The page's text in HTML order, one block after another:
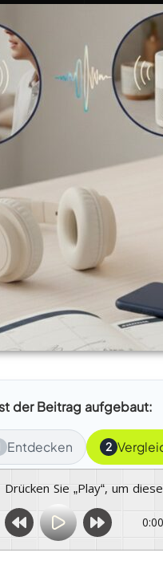
der Beitrag aufgebaut:
Entdecken 2
Drücken Sie „Play“, um
0:00